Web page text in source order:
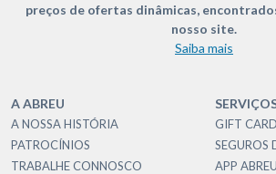
preços de ofertas dinâmicas,
nosso site.
Saiba mais
A ABREU
A NOSSA HISTÓRIA
PATROCÍNIOS
TRABALHE CONNOSCO
GIFT
SEGUROS
APP